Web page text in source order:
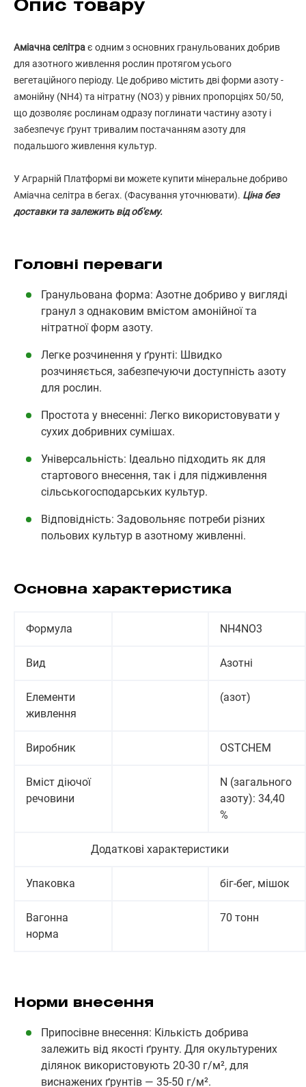
Опис товару
Аміачна селітрає одним з основних гранульованих добрив
для азотного живлення рослин протягом усього
вегетаційного періоду. Це добриво містить дві форми азоту -
амонійну (NH4) та нітратну (NO3) у рівних пропорціях 50/50,
що дозволяє рослинам одразу поглинати частину азоту і
забезпечує ґрунт тривалим постачанням азоту для
подальшого живлення культур.
У Аграрній Платформі ви можете купити мінеральне добриво
Аміачна селітра в бегах. (Фасування уточнювати). Ціна без
доставки та залежить від об'єму.
Головні переваги
Гранульована форма: Азотне добриво у вигляді
гранул з однаковим вмістом амонійної та
нітратної форм азоту.
Легке розчинення у ґрунті: Швидко
розчиняється, забезпечуючи доступність азоту
для рослин.
Простота у внесенні: Легко використовувати у
сухих добривних сумішах.
Універсальність: Ідеально підходить як для
стартового внесення, так і для підживлення
сільськогосподарських культур.
Відповідність: Задовольняє потреби різних
польових культур в азотному живленні.
Основна характеристика
Формула NH4NO3
Вид Азотні
Елементи
живлення
(азот)
Виробник OSTCHEM
Вміст діючої
речовини
N (загального
азоту): 34,40
%
Додаткові характеристики
Упаковка біг-бег, мішок
Вагонна
норма
70 тонн
Норми внесення
Припосівне внесення: Кількість добрива
залежить від якості ґрунту. Для окультурених
ділянок використовують 20-30 г/м², для
виснажених ґрунтів — 35-50 г/м².